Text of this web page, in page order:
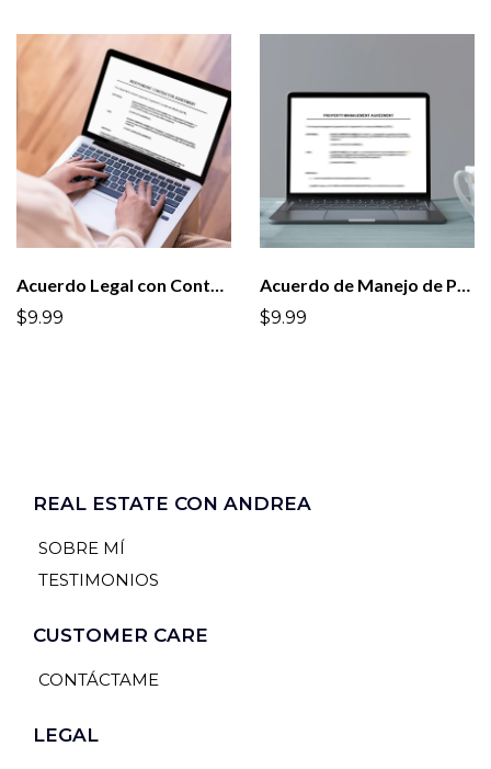
Acuerdo Legal con Contratistas (Independent Contractor Agreement)
$9.99
Acuerdo de Manejo de Propiedad (Property Management Agreement)
$9.99
REAL ESTATE CON ANDREA
SOBRE MÍ
TESTIMONIOS
CUSTOMER CARE
CONTÁCTAME
LEGAL